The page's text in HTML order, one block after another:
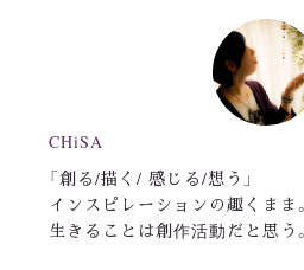
CHiSA
「創る/描く/ 感じる/想う」
インスピレーションの趣くまま。
生きることは創作活動だと思う。